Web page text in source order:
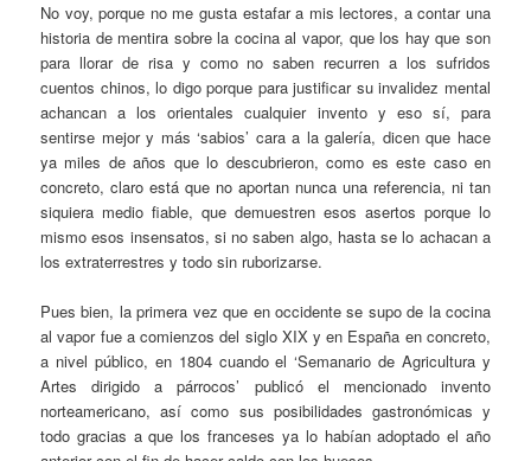
No voy, porque no me gusta estafar a mis lectores, a contar una
historia de mentira sobre la cocina al vapor, que los hay que son
para llorar de risa y como no saben recurren a los sufridos
cuentos chinos, lo digo porque para justificar su invalidez mental
achancan a los orientales cualquier invento y eso sí, para
sentirse mejor y más ‘sabios’ cara a la galería, dicen que hace
ya miles de años que lo descubrieron, como es este caso en
concreto, claro está que no aportan nunca una referencia, ni tan
siquiera medio fiable, que demuestren esos asertos porque lo
mismo esos insensatos, si no saben algo, hasta se lo achacan a
los extraterrestres y todo sin ruborizarse.
Pues bien, la primera vez que en occidente se supo de la cocina
al vapor fue a comienzos del siglo XIX y en España en concreto,
a nivel público, en 1804 cuando el ‘Semanario de Agricultura y
Artes dirigido a párrocos’ publicó el mencionado invento
norteamericano, así como sus posibilidades gastronómicas y
todo gracias a que los franceses ya lo habían adoptado el año